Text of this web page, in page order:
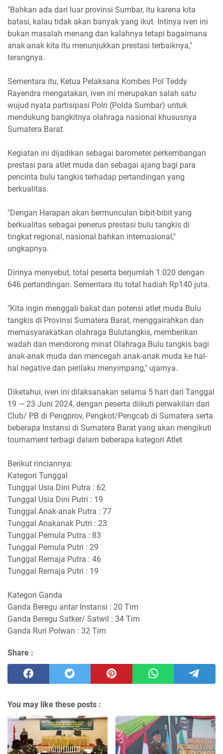
"Bahkan ada dari luar provinsi Sumbar, itu karena kita
batasi, kalau tidak akan banyak yang ikut. Intinya iven ini
bukan masalah menang dan kalahnya tetapi bagaimana
anak-anak kita itu menunjukkan prestasi terbaiknya,"
terangnya.
Sementara itu, Ketua Pelaksana Kombes Pol Teddy
Rayendra mengatakan, iven ini merupakan salah satu
wujud nyata partisipasi Polri (Polda Sumbar) untuk
mendukung bangkitnya olahraga nasional khususnya
Sumatera Barat.
Kegiatan ini dijadikan sebagai barometer perkembangan
prestasi para atlet muda dan sebagai ajang bagi para
pencinta bulu tangkis terhadap pertandingan yang
berkualitas.
"Dengan Harapan akan bermunculan bibit-bibit yang
berkualitas sebagai penerus prestasi bulu tangkis di
tingkat regional, nasional bahkan internasional,"
ungkapnya.
Dirinya menyebut, total peserta berjumlah 1.020 dengan
646 pertandingan. Sementara itu total hadiah Rp140 juta.
"Kita ingin menggali bakat dan potensi atlet muda Bulu
tangkis di Provinsi Sumatera Barat, menggairahkan dan
memasyarakatkan olahraga Bulutangkis, memberikan
wadah dan mendorong minat Olahraga Bulu tangkis bagi
anak-anak muda dan mencegah anak-anak muda ke hal-
hal negative dan perilaku menyimpang," ujarnya.
Diketahui, iven ini dilaksanakan selama 5 hari dari Tanggal
19 — 23 Juni 2024, dengan peserta diikuti perwakilan dari
Club/ PB di Pengprov, Pengkot/Pengcab di Sumatera serta
beberapa Instansi di Sumatera Barat yang akan mengikuti
tournament terbagi dalam beberapa kategori Atlet
Berikut rinciannya:
Kategori Tunggal
Tunggal Usia Dini Putra : 62
Tunggal Usia Dini Putri : 19
Tunggal Anak-anak Putra : 77
Tunggal Anakanak Putri : 23
Tunggal Pemula Putra : 83
Tunggal Pemula Putri : 29
Tunggal Remaja Putra : 46
Tunggal Remaja Putri : 19
Kategori Ganda
Ganda Beregu antar Instansi : 20 Tim
Ganda Beregu Satker/ Satwil : 34 Tim
Ganda Ruri Polwan : 32 Tim
Share :
You may like these posts :